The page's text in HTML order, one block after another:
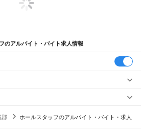
のアルバイト・バイト求人情報
ホールスタッフ サービス
郡 ホールスタッフのアルバイト・バイト・求人